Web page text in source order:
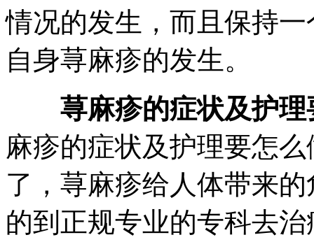
情况的发生，而且保持
自身荨麻疹的发生。
荨麻疹的症状及护
麻疹的症状及护理要怎
了，荨麻疹给人体带来
的到正规专业的专科去